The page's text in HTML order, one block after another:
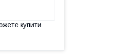
купити